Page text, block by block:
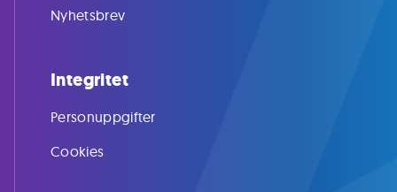
Nyhetsbrev
Integritet
Personuppgifter
Cookies